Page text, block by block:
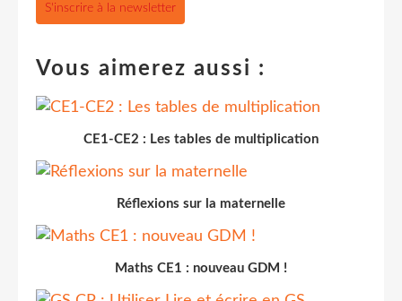
S'inscrire à la newsletter
Vous aimerez aussi :
CE1-CE2 : Les tables de multiplication
Réflexions sur la maternelle
Maths CE1 : nouveau GDM !